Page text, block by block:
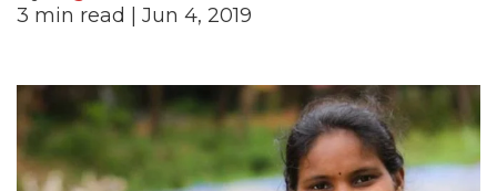
3 min read | Jun 4, 2019